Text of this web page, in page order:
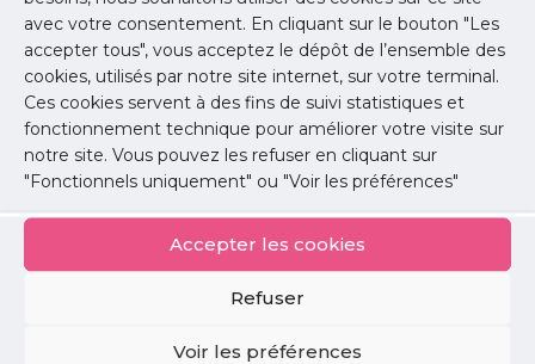
avec votre consentement. En cliquant sur le bouton "Les
accepter tous", vous acceptez le dépôt de l’ensemble des
cookies, utilisés par notre site internet, sur votre terminal.
Ces cookies servent à des fins de suivi statistiques et
fonctionnement technique pour améliorer votre visite sur
notre site. Vous pouvez les refuser en cliquant sur
"Fonctionnels uniquement" ou "Voir les préférences"
Accepter les cookies
Refuser
Voir les préférences
portant sur l’analyse de 6 253 consultations.
Documents
Télécharger les résultats de l'enquête
Télécharger le communiqué de
presse